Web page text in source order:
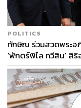
POLITICS
ทักษิณ ร่วมสวดพระอ
‘พักตร์พิไล ทวีสิน’ สิ
หลากวงการร่วมอาลัย